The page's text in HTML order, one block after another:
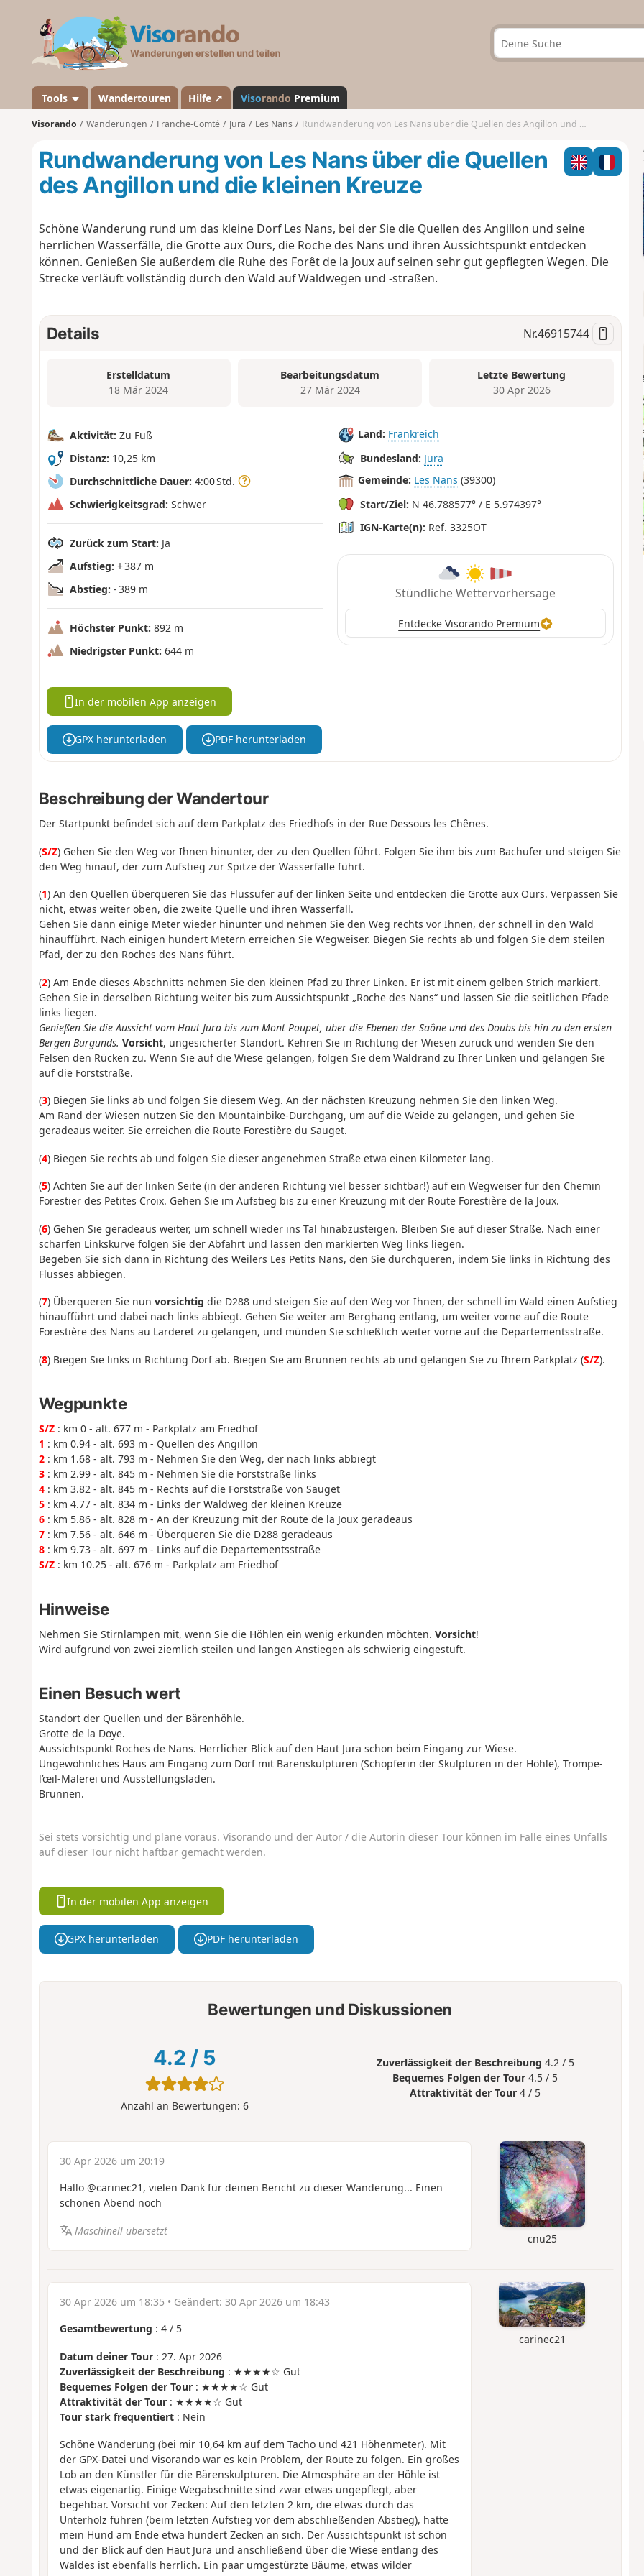
a
n
d
Tools Wandertouren Hilfe ↗ Visorando Premium
Visorando Wanderungen Franche-Comté Jura Les Nans Rundwanderung von Les Nans über die Quellen des Angillon und die kleinen Kreuze
Rundwanderung von Les Nans über die Quellen
des Angillon und die kleinen Kreuze
Schöne Wanderung rund um das kleine Dorf Les Nans, bei der Sie die Quellen des Angillon und seine
herrlichen Wasserfälle, die Grotte aux Ours, die Roche des Nans und ihren Aussichtspunkt entdecken
können. Genießen Sie außerdem die Ruhe des Forêt de la Joux auf seinen sehr gut gepflegten Wegen. Die
Strecke verläuft vollständig durch den Wald auf Waldwegen und -straßen.
Details Nr.46915744
Erstelldatum
18 Mär 2024
Bearbeitungsdatum
27 Mär 2024
Letzte Bewertung
30 Apr 2026
Aktivität: Zu Fuß
Distanz: 10,25 km
Durchschnittliche Dauer: 4:00 Std.
Schwierigkeitsgrad: Schwer
Zurück zum Start: Ja
Aufstieg: + 387 m
Abstieg: - 389 m
Höchster Punkt: 892 m
Niedrigster Punkt: 644 m
Land: Frankreich
Bundesland: Jura
Gemeinde: Les Nans (39300)
Start/Ziel: N 46.788577° / E 5.974397°
IGN-Karte(n): Ref. 3325OT
Stündliche Wettervorhersage
Entdecke Visorando Premium
In der mobilen App anzeigen
GPX herunterladen PDF herunterladen
Beschreibung der Wandertour
Der Startpunkt befindet sich auf dem Parkplatz des Friedhofs in der Rue Dessous les Chênes.
(S/Z) Gehen Sie den Weg vor Ihnen hinunter, der zu den Quellen führt. Folgen Sie ihm bis zum Bachufer und steigen Sie
den Weg hinauf, der zum Aufstieg zur Spitze der Wasserfälle führt.
(1) An den Quellen überqueren Sie das Flussufer auf der linken Seite und entdecken die Grotte aux Ours. Verpassen Sie
nicht, etwas weiter oben, die zweite Quelle und ihren Wasserfall.
Gehen Sie dann einige Meter wieder hinunter und nehmen Sie den Weg rechts vor Ihnen, der schnell in den Wald
hinaufführt. Nach einigen hundert Metern erreichen Sie Wegweiser. Biegen Sie rechts ab und folgen Sie dem steilen
Pfad, der zu den Roches des Nans führt.
(2) Am Ende dieses Abschnitts nehmen Sie den kleinen Pfad zu Ihrer Linken. Er ist mit einem gelben Strich markiert.
Gehen Sie in derselben Richtung weiter bis zum Aussichtspunkt „Roche des Nans“ und lassen Sie die seitlichen Pfade
links liegen.
Genießen Sie die Aussicht vom Haut Jura bis zum Mont Poupet, über die Ebenen der Saône und des Doubs bis hin zu den ersten
Bergen Burgunds. Vorsicht, ungesicherter Standort. Kehren Sie in Richtung der Wiesen zurück und wenden Sie den
Felsen den Rücken zu. Wenn Sie auf die Wiese gelangen, folgen Sie dem Waldrand zu Ihrer Linken und gelangen Sie
auf die Forststraße.
(3) Biegen Sie links ab und folgen Sie diesem Weg. An der nächsten Kreuzung nehmen Sie den linken Weg.
Am Rand der Wiesen nutzen Sie den Mountainbike-Durchgang, um auf die Weide zu gelangen, und gehen Sie
geradeaus weiter. Sie erreichen die Route Forestière du Sauget.
(4) Biegen Sie rechts ab und folgen Sie dieser angenehmen Straße etwa einen Kilometer lang.
(5) Achten Sie auf der linken Seite (in der anderen Richtung viel besser sichtbar!) auf ein Wegweiser für den Chemin
Forestier des Petites Croix. Gehen Sie im Aufstieg bis zu einer Kreuzung mit der Route Forestière de la Joux.
(6) Gehen Sie geradeaus weiter, um schnell wieder ins Tal hinabzusteigen. Bleiben Sie auf dieser Straße. Nach einer
scharfen Linkskurve folgen Sie der Abfahrt und lassen den markierten Weg links liegen.
Begeben Sie sich dann in Richtung des Weilers Les Petits Nans, den Sie durchqueren, indem Sie links in Richtung des
Flusses abbiegen.
(7) Überqueren Sie nun vorsichtig die D288 und steigen Sie auf den Weg vor Ihnen, der schnell im Wald einen Aufstieg
hinaufführt und dabei nach links abbiegt. Gehen Sie weiter am Berghang entlang, um weiter vorne auf die Route
Forestière des Nans au Larderet zu gelangen, und münden Sie schließlich weiter vorne auf die Departementsstraße.
(8) Biegen Sie links in Richtung Dorf ab. Biegen Sie am Brunnen rechts ab und gelangen Sie zu Ihrem Parkplatz (S/Z).
Wegpunkte
S/Z: km 0 - alt. 677 m - Parkplatz am Friedhof
1 : km 0.94 - alt. 693 m - Quellen des Angillon
2: km 1.68 - alt. 793 m - Nehmen Sie den Weg, der nach links abbiegt
3: km 2.99 - alt. 845 m - Nehmen Sie die Forststraße links
4: km 3.82 - alt. 845 m - Rechts auf die Forststraße von Sauget
5: km 4.77 - alt. 834 m - Links der Waldweg der kleinen Kreuze
6: km 5.86 - alt. 828 m - An der Kreuzung mit der Route de la Joux geradeaus
7: km 7.56 - alt. 646 m - Überqueren Sie die D288 geradeaus
8: km 9.73 - alt. 697 m - Links auf die Departementsstraße
S/Z: km 10.25 - alt. 676 m - Parkplatz am Friedhof
Hinweise
Nehmen Sie Stirnlampen mit, wenn Sie die Höhlen ein wenig erkunden möchten. Vorsicht!
Wird aufgrund von zwei ziemlich steilen und langen Anstiegen als schwierig eingestuft.
Einen Besuch wert
Standort der Quellen und der Bärenhöhle.
Grotte de la Doye.
Aussichtspunkt Roches de Nans. Herrlicher Blick auf den Haut Jura schon beim Eingang zur Wiese.
Ungewöhnliches Haus am Eingang zum Dorf mit Bärenskulpturen (Schöpferin der Skulpturen in der Höhle), Trompe-
l’œil-Malerei und Ausstellungsladen.
Brunnen.
Sei stets vorsichtig und plane voraus. Visorando und der Autor / die Autorin dieser Tour können im Falle eines Unfalls
auf dieser Tour nicht haftbar gemacht werden.
In der mobilen App anzeigen
GPX herunterladen PDF herunterladen
Bewertungen und Diskussionen
4.2 / 5
Anzahl an Bewertungen: 6
Zuverlässigkeit der Beschreibung 4.2 / 5
Bequemes Folgen der Tour 4.5 / 5
Attraktivität der Tour 4 / 5
cnu25
30 Apr 2026 um 20:19
Hallo @carinec21, vielen Dank für deinen Bericht zu dieser Wanderung... Einen
schönen Abend noch
Maschinell übersetzt
carinec21
30 Apr 2026 um 18:35 • Geändert: 30 Apr 2026 um 18:43
Gesamtbewertung : 4/ 5
Datum deiner Tour: 27. Apr 2026
Zuverlässigkeit der Beschreibung : ★★★★☆ Gut
Bequemes Folgen der Tour: ★★★★☆ Gut
Attraktivität der Tour: ★★★★☆ Gut
Tour stark frequentiert: Nein
Schöne Wanderung (bei mir 10,64 km auf dem Tacho und 421 Höhenmeter). Mit
der GPX-Datei und Visorando war es kein Problem, der Route zu folgen. Ein großes
Lob an den Künstler für die Bärenskulpturen. Die Atmosphäre an der Höhle ist
etwas eigenartig. Einige Wegabschnitte sind zwar etwas ungepflegt, aber
begehbar. Vorsicht vor Zecken: Auf den letzten 2 km, die etwas durch das
Unterholz führen (beim letzten Aufstieg vor dem abschließenden Abstieg), hatte
mein Hund am Ende etwa hundert Zecken an sich. Der Aussichtspunkt ist schön
und der Blick auf den Haut Jura und anschließend über die Wiese entlang des
Waldes ist ebenfalls herrlich. Ein paar umgestürzte Bäume, etwas wilder